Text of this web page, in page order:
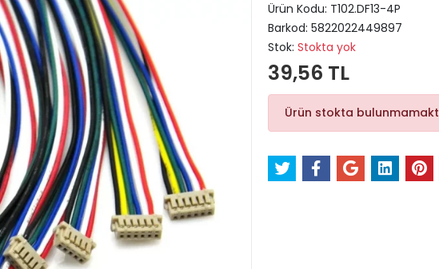
Ürün Kodu: T102.DF13-4P
Barkod: 5822022449897
Stok: Stokta yok
39,56 TL
Ürün stokta